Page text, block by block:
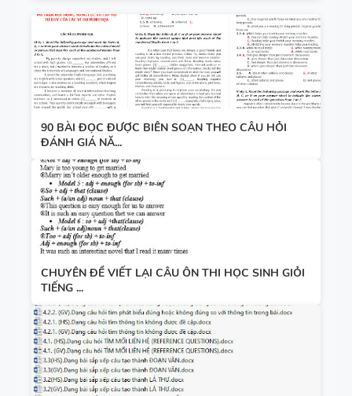
90 BÀI ĐỌC ĐƯỢC BIÊN SOẠN THEO CÂU HỎI
ĐÁNH GIÁ NĂ...
CHUYÊN ĐỀ VIẾT LẠI CÂU ÔN THI HỌC SINH GIỎI
TIẾNG ...